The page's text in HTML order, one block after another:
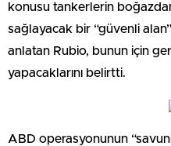
konusu tankerlerin boğazdan
sağlayacak bir “güvenli
anlatan Rubio, bunun için
yapacaklarını belirtti.
ABD operasyonunun